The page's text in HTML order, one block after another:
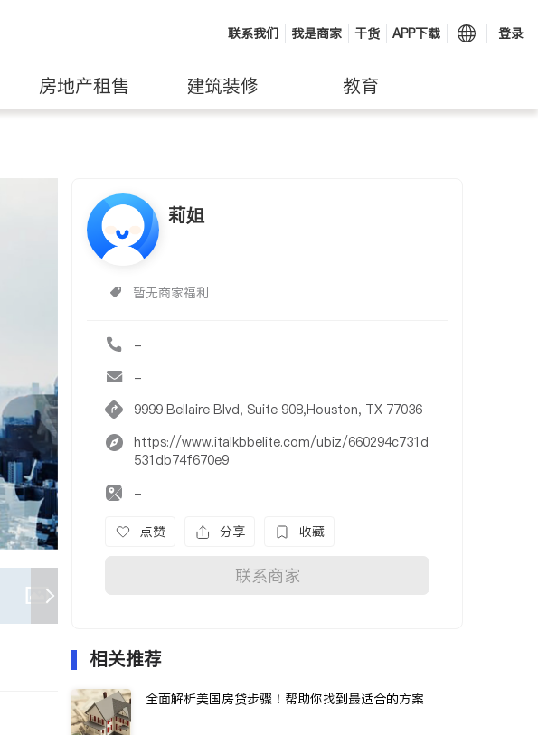
联系我们 我是商家 干货 APP下载 登录
房地产租售 建筑装修 教育
莉妲
暂无商家福利
-
-
9999 Bellaire Blvd, Suite 908,Houston, TX 77036
https://www.italkbbelite.com/ubiz/660294c731d
531db74f670e9
-
点赞 分享 收藏
联系商家
相关推荐
全面解析美国房贷步骤！帮助你找到最适合的方案